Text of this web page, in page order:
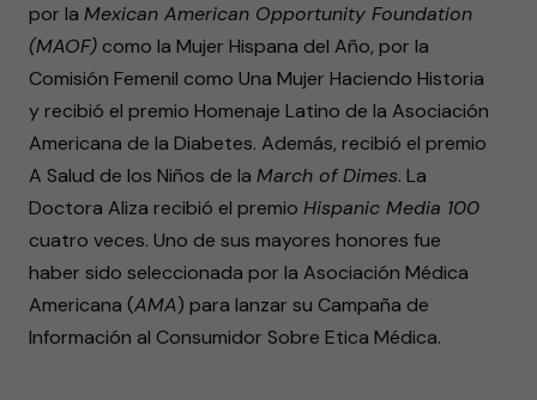
por la Mexican American Opportunity Foundation
(MAOF) como la Mujer Hispana del Año, por la
Comisión Femenil como Una Mujer Haciendo Historia
y recibió el premio Homenaje Latino de la Asociación
Americana de la Diabetes. Además, recibió el premio
A Salud de los Niños de la March of Dimes. La
Doctora Aliza recibió el premio Hispanic Media 100
cuatro veces. Uno de sus mayores honores fue
haber sido seleccionada por la Asociación Médica
Americana (AMA) para lanzar su Campaña de
Información al Consumidor Sobre Etica Médica.